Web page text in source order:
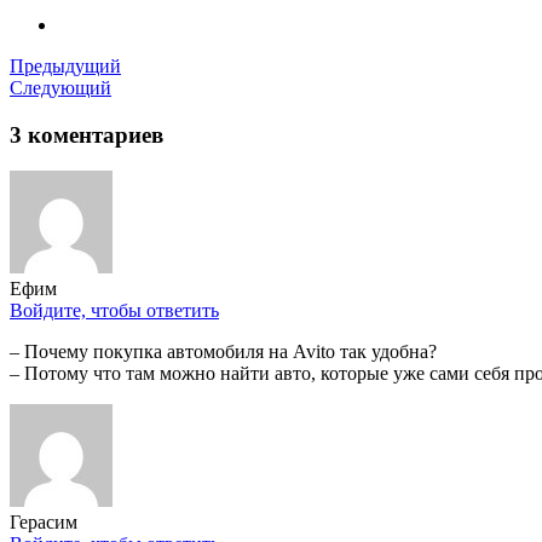
Предыдущий
Следующий
3 коментариев
Ефим
Войдите, чтобы ответить
– Почему покупка автомобиля на Avito так удобна?
– Потому что там можно найти авто, которые уже сами себя
Герасим